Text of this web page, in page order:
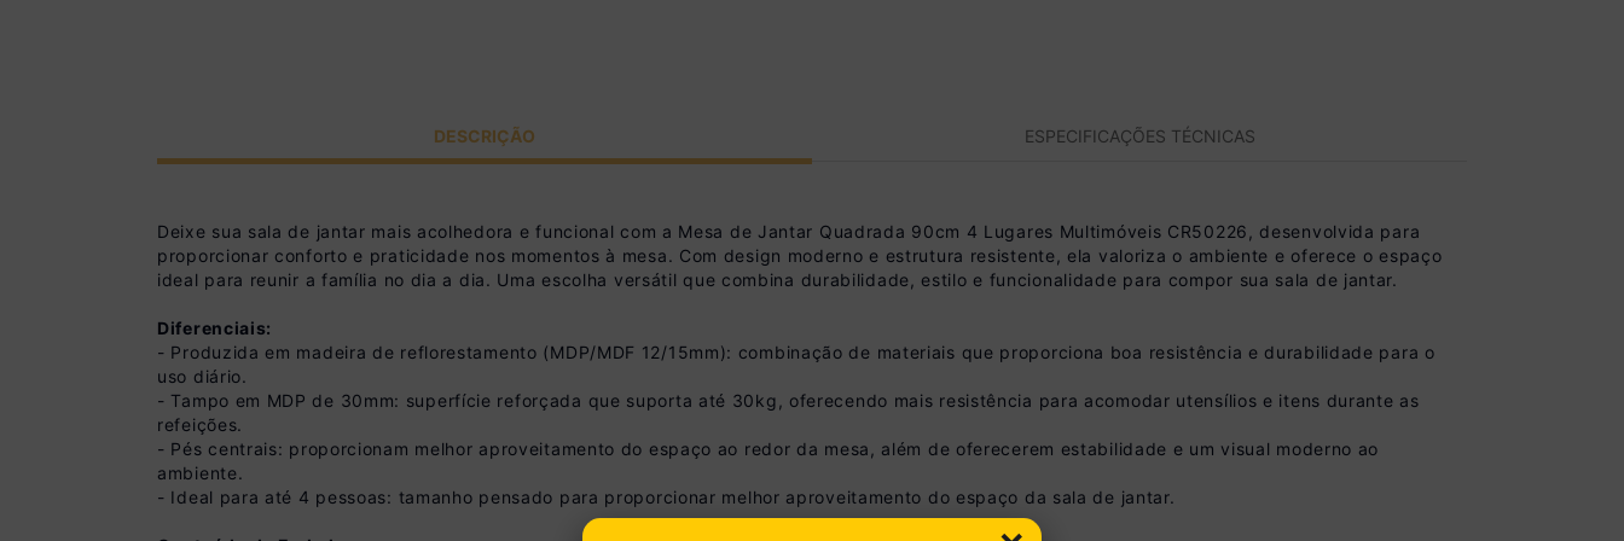
DESCRIÇÃO ESPECIFICAÇÕES TÉCNICAS
Deixe sua sala de jantar mais acolhedora e funcional com a Mesa de Jantar Quadrada 90cm 4 Lugares Multimóveis CR50226, desenvolvida para
proporcionar conforto e praticidade nos momentos à mesa. Com design moderno e estrutura resistente, ela valoriza o ambiente e oferece o espaço
ideal para reunir a família no dia a dia. Uma escolha versátil que combina durabilidade, estilo e funcionalidade para compor sua sala de jantar.
Diferenciais:
- Produzida em madeira de reflorestamento (MDP/MDF 12/15mm): combinação de materiais que proporciona boa resistência e durabilidade para o
uso diário.
- Tampo em MDP de 30mm: superfície reforçada que suporta até 30kg, oferecendo mais resistência para acomodar utensílios e itens durante as
refeições.
- Pés centrais: proporcionam melhor aproveitamento do espaço ao redor da mesa, além de oferecerem estabilidade e um visual moderno ao
ambiente.
- Ideal para até 4 pessoas: tamanho pensado para proporcionar melhor aproveitamento do espaço da sala de jantar.